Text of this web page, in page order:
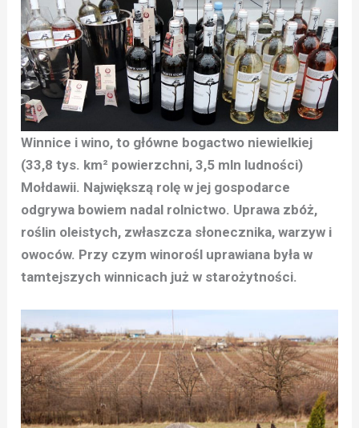
Winnice i wino, to główne bogactwo niewielkiej
(33,8 tys. km² powierzchni, 3,5 mln ludności)
Mołdawii. Największą rolę w jej gospodarce
odgrywa bowiem nadal rolnictwo. Uprawa zbóż,
roślin oleistych, zwłaszcza słonecznika, warzyw i
owoców. Przy czym winorośl uprawiana była w
tamtejszych winnicach już w starożytności.